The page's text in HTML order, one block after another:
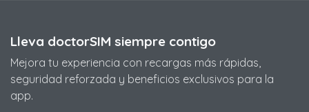
Lleva doctorSIM siempre contigo
Mejora tu experiencia con recargas más rápidas,
seguridad reforzada y beneficios exclusivos para la
app.